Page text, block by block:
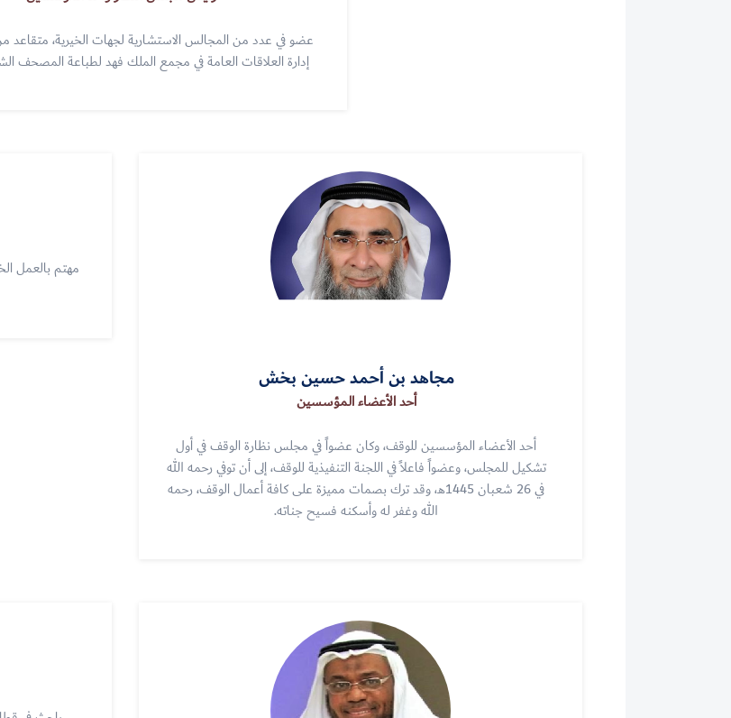
عضو في عدد من المجالس الاستشارية لجهات الخيرية، متقاعد
إدارة العلاقات العامة في مجمع الملك فهد لطباعة المصحف
مجاهد بن أحمد حسين بخش
أحد الأعضاء المؤسسين
أحد الأعضاء المؤسسين للوقف، وكان عضواً في مجلس نظارة الوقف في أول
تشكيل للمجلس، وعضواً فاعلاً في اللجنة التنفيذية للوقف، إلى أن توفي رحمه الله
في 26 شعبان 1445هـ، وقد ترك بصمات مميزة على كافة أعمال الوقف، رحمه
الله وغفر له وأسكنه فسيح جناته.
مهتم بالعمل